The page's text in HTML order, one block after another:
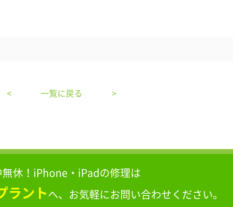
< 一覧に戻る >
無休！iPhone・iPadの修理は
ラントへ、 お気軽にお問い合わせください。